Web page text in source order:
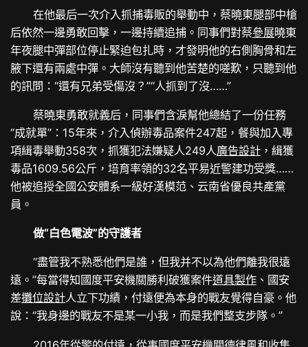
在他最后一次介入抓捕毒販的舉動中，蔡曉東腿部中槍
后依然一邊勇敢回擊，一邊持續追捕。同事們對蔡參展曉東
年夜腿中彈部位停止緊迫包扎時，才發明他的右側胸骨和左
腋下還有兩處中彈。大師沒有聽到他苦楚的嗟歎，只聽到他
的訊問：“還有兄弟受傷沒？”“人抓到了沒……”
蔡曉東勇敢就義后，同事們含淚幫他總結了一份任務
“成就單”：15年來，介入偵辦毒品案件247起，餐與加入專
項緝毒舉動358次，抓獲犯法嫌疑人249人廣告設計 ，緝獲
毒品1609.56公斤，培育率領的32名平易近警建功受獎……
他被追授全國公安體系一級好漢模范、云南省優良共產黨
員。
做“白色電波”的守護者
“盡管我不熟悉他們是誰，但我并不以為他們離我很遠
遠。”每當得知國度平安機關勝利破獲案件道具製作 、國安
差攤位設計人立下功績，付遠便為本身的戰友覺得自豪。他
說：“我身邊的戰友不是某一小我，而是我們整支步隊。”